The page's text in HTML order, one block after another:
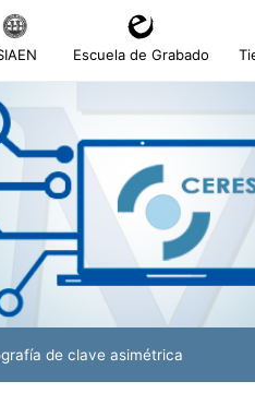
Escuela de Grabado
de clave asimétrica